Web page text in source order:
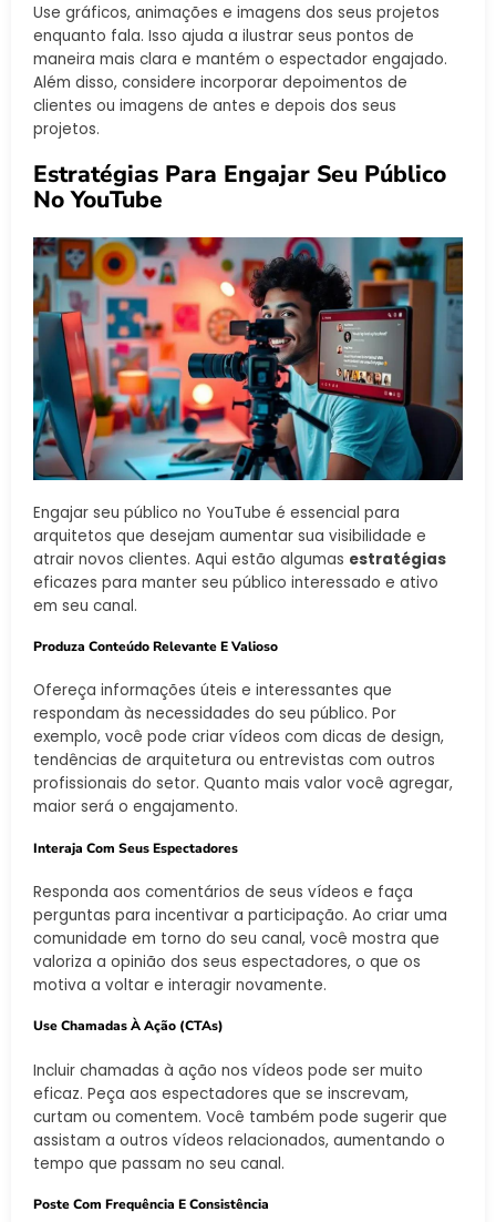
Use gráficos, animações e imagens dos seus projetos
enquanto fala. Isso ajuda a ilustrar seus pontos de
maneira mais clara e mantém o espectador engajado.
Além disso, considere incorporar depoimentos de
clientes ou imagens de antes e depois dos seus
projetos.
Estratégias Para Engajar Seu Público
No YouTube
Engajar seu público no YouTube é essencial para
arquitetos que desejam aumentar sua visibilidade e
atrair novos clientes. Aqui estão algumas estratégias
eficazes para manter seu público interessado e ativo
em seu canal.
Produza Conteúdo Relevante E Valioso
Ofereça informações úteis e interessantes que
respondam às necessidades do seu público. Por
exemplo, você pode criar vídeos com dicas de design,
tendências de arquitetura ou entrevistas com outros
profissionais do setor. Quanto mais valor você agregar,
maior será o engajamento.
Interaja Com Seus Espectadores
Responda aos comentários de seus vídeos e faça
perguntas para incentivar a participação. Ao criar uma
comunidade em torno do seu canal, você mostra que
valoriza a opinião dos seus espectadores, o que os
motiva a voltar e interagir novamente.
Use Chamadas À Ação (CTAs)
Incluir chamadas à ação nos vídeos pode ser muito
eficaz. Peça aos espectadores que se inscrevam,
curtam ou comentem. Você também pode sugerir que
assistam a outros vídeos relacionados, aumentando o
tempo que passam no seu canal.
Poste Com Frequência E Consistência